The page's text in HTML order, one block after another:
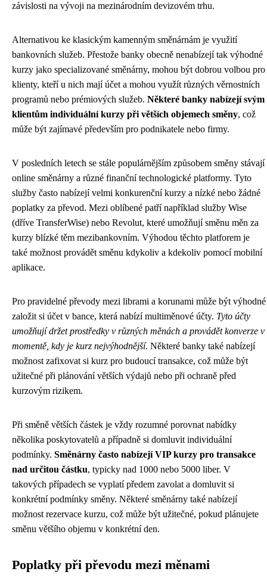
závislosti na vývoji na mezinárodním devizovém trhu.
Alternativou ke klasickým kamenným směnárnám je využití
bankovních služeb. Přestože banky obecně nenabízejí tak výhodné
kurzy jako specializované směnárny, mohou být dobrou volbou pro
klienty, kteří u nich mají účet a mohou využít různých věrnostních
programů nebo prémiových služeb. Některé banky nabízejí svým
klientům individuální kurzy při větších objemech směny, což
může být zajímavé především pro podnikatele nebo firmy.
V posledních letech se stále populárnějším způsobem směny stávají
online směnárny a různé finanční technologické platformy. Tyto
služby často nabízejí velmi konkurenční kurzy a nízké nebo žádné
poplatky za převod. Mezi oblíbené patří například služby Wise
(dříve TransferWise) nebo Revolut, které umožňují směnu měn za
kurzy blízké těm mezibankovním. Výhodou těchto platforem je
také možnost provádět směnu kdykoliv a kdekoliv pomocí mobilní
aplikace.
Pro pravidelné převody mezi librami a korunami může být výhodné
založit si účet v bance, která nabízí multiměnové účty. Tyto účty
umožňují držet prostředky v různých měnách a provádět konverze v
momentě, kdy je kurz nejvýhodnější. Některé banky také nabízejí
možnost zafixovat si kurz pro budoucí transakce, což může být
užitečné při plánování větších výdajů nebo při ochraně před
kurzovým rizikem.
Při směně větších částek je vždy rozumné porovnat nabídky
několika poskytovatelů a případně si domluvit individuální
podmínky. Směnárny často nabízejí VIP kurzy pro transakce
nad určitou částku, typicky nad 1000 nebo 5000 liber. V
takových případech se vyplatí předem zavolat a domluvit si
konkrétní podmínky směny. Některé směnárny také nabízejí
možnost rezervace kurzu, což může být užitečné, pokud plánujete
směnu většího objemu v konkrétní den.
Poplatky při převodu mezi měnami